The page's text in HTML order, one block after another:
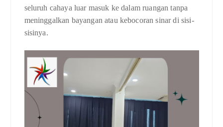
seluruh cahaya luar masuk ke dalam ruangan tanpa
meninggalkan bayangan atau kebocoran sinar di sisi-
sisinya.